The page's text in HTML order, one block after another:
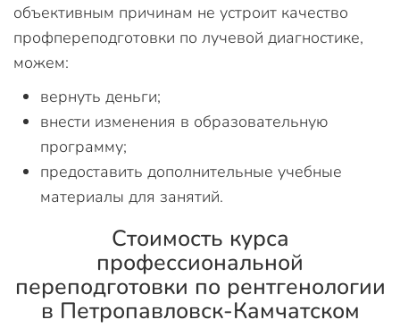
объективным причинам не устроит качество
профпереподготовки по лучевой диагностике,
можем:
вернуть деньги;
внести изменения в образовательную
программу;
предоставить дополнительные учебные
материалы для занятий.
Стоимость курса
профессиональной
переподготовки по рентгенологии
в Петропавловск-Камчатском